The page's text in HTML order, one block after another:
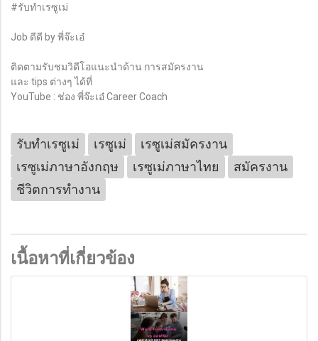
#รับทำเรซูเม่
Job ดีดี by พี่จ๊ะเอ๋
ติดตามรับชมวิดีโอแนะนำด้าน การสมัครงาน
และ tips ต่างๆ ได้ที่
YouTube : ช่อง พี่จ๊ะเอ๋ Career Coach
รับทำเรซูเม่ เรซูเม่
เรซูเม่สมัครงาน
เรซูเม่ภาษาอังกฤษ
เรซูเม่ภาษาไทย
สมัครงาน
ชีวิตการทำงาน
เนื้อหาที่เกี่ยวข้อง